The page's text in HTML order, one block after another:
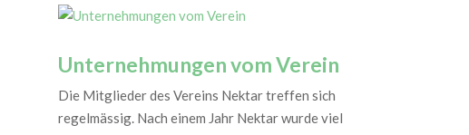
Unternehmungen vom Verein
Die Mitglieder des Vereins Nektar treffen sich
regelmässig. Nach einem Jahr Nektar wurde viel